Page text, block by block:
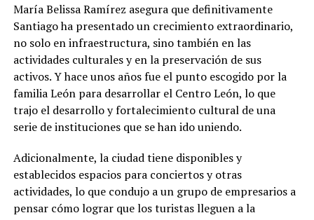
María Belissa Ramírez asegura que definitivamente
Santiago ha presentado un crecimiento extraordinario,
no solo en infraestructura, sino también en las
actividades culturales y en la preservación de sus
activos. Y hace unos años fue el punto escogido por la
familia León para desarrollar el Centro León, lo que
trajo el desarrollo y fortalecimiento cultural de una
serie de instituciones que se han ido uniendo.
Adicionalmente, la ciudad tiene disponibles y
establecidos espacios para conciertos y otras
actividades, lo que condujo a un grupo de empresarios a
pensar cómo lograr que los turistas lleguen a la